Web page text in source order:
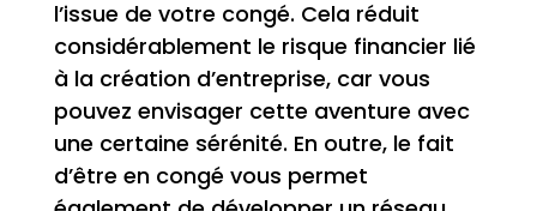
l’issue de votre congé. Cela réduit
considérablement le risque financier lié
à la création d’entreprise, car vous
pouvez envisager cette aventure avec
une certaine sérénité. En outre, le fait
d’être en congé vous permet